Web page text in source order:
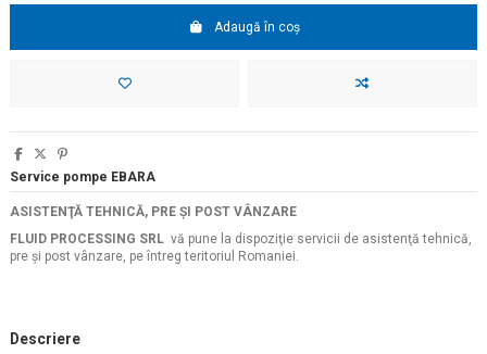
Adaugă în coș
Service pompe EBARA
ASISTENŢĂ TEHNICĂ, PRE ŞI POST VÂNZARE
FLUID PROCESSING SRL vă pune la dispoziţie servicii de asistenţă tehnică,
pre şi post vânzare, pe întreg teritoriul Romaniei.
Descriere